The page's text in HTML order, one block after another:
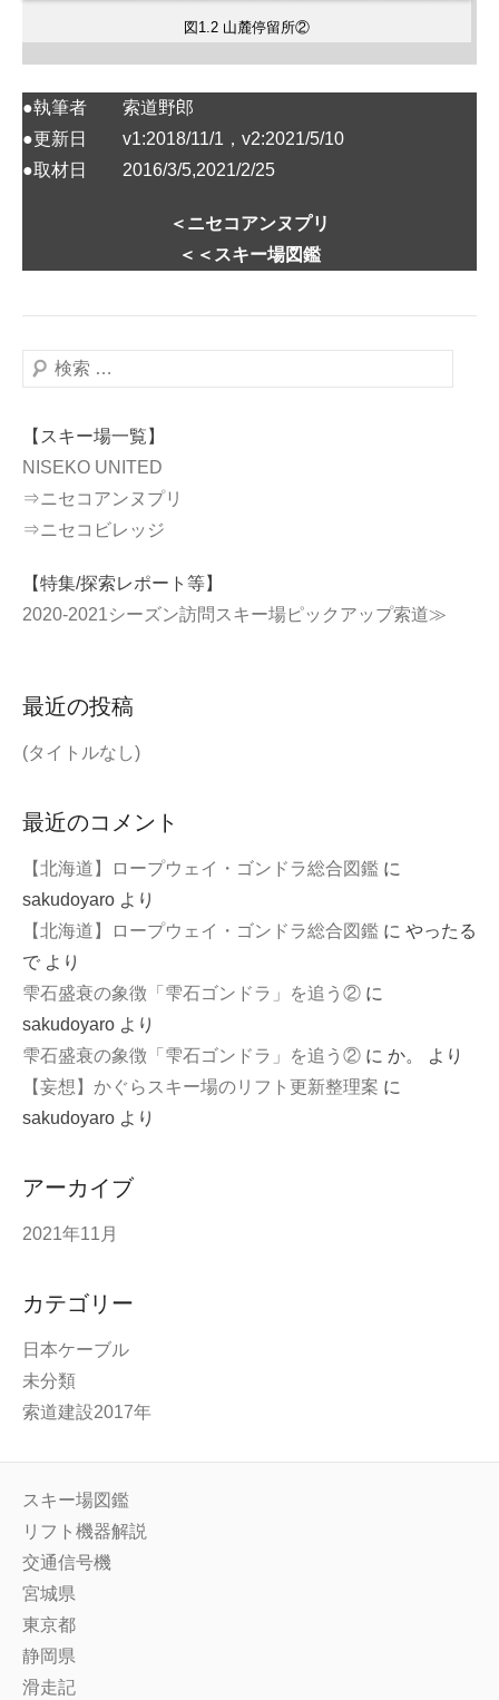
図1.2 山麓停留所②
●執筆者 索道野郎
●更新日 v1:2018/11/1，v2:2021/5/10
●取材日 2016/3/5,2021/2/25
＜ニセコアンヌプリ
＜＜スキー場図鑑
検
【スキー場一覧】
NISEKO UNITED
⇒ニセコアンヌプリ
⇒ニセコビレッジ
【特集/探索レポート等】
2020-2021シーズン訪問スキー場ピックアップ索道≫
最近の投稿
(タイトルなし)
最近のコメント
【北海道】ロープウェイ・ゴンドラ総合図鑑 に
sakudoyaro より
【北海道】ロープウェイ・ゴンドラ総合図鑑 に やったる
で より
雫石盛衰の象徴「雫石ゴンドラ」を追う② に
sakudoyaro より
雫石盛衰の象徴「雫石ゴンドラ」を追う② に か。
より
【妄想】かぐらスキー場のリフト更新整理案 に
sakudoyaro より
アーカイブ
2021年11月
カテゴリー
日本ケーブル
未分類
索道建設2017年
スキー場図鑑
リフト機器解説
交通信号機
宮城県
東京都
静岡県
滑走記